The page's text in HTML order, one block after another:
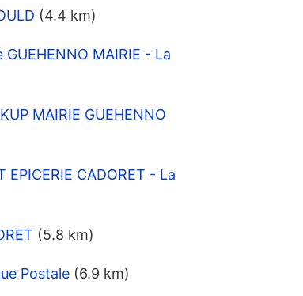
(4.4 km)
MAIRIE - La
MAIRIE GUEHENNO
EPICERIE CADORET - La
(5.8 km)
Postale (6.9 km)